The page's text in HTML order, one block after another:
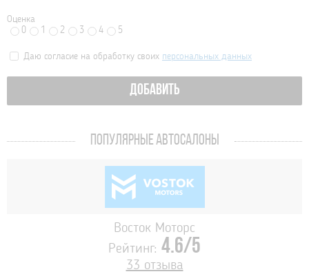
Оценка
0
1 2 3 4 5
Даю согласие на обработку своих персональных данных
ДОБАВИТЬ
ПОПУЛЯРНЫЕ АВТОСАЛОНЫ
Восток Моторс
Рейтинг: 4.6/5
33 отзыва